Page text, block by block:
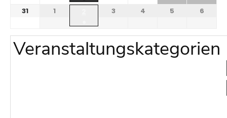
31 1 3 4 5 6
Veranstaltungskategorien